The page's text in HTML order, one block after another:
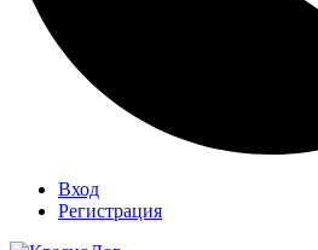
Вход
Регистрация